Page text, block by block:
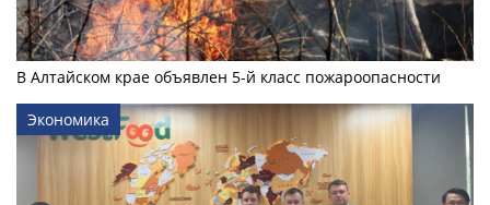
В Алтайском крае объявлен 5-й класс пожароопасности
Экономика